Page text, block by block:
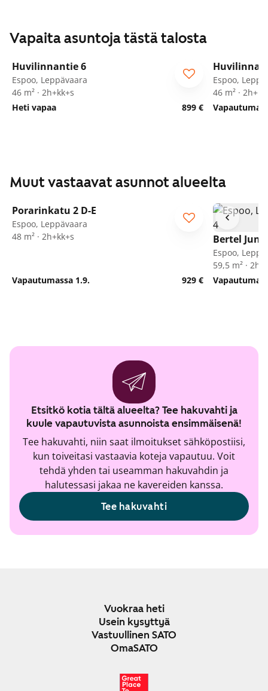
Vapaita asuntoja tästä talosta
/15
Huvilinnantie 6
Espoo, Leppävaara
46 m² · 2h+kk+s
Heti vapaa
899 €
Espoo,
46 m² ·
Muut vastaavat asunnot alueelta
Porarinkatu 2 D-E
Espoo, Leppävaara
48 m² · 2h+kk+s
Vapautumassa 1.9. 929 €
Bertel
Espoo,
59,5 m² ·
Etsitkö kotia tältä alueelta? Tee hakuvahti ja
kuule vapautuvista asunnoista ensimmäisenä!
Tee hakuvahti, niin saat ilmoitukset sähköpostiisi,
kun toiveitasi vastaavia koteja vapautuu. Voit
tehdä yhden tai useamman hakuvahdin ja
halutessasi jakaa ne kavereiden kanssa.
Tee hakuvahti
Vuokraa heti
Usein kysyttyä
Vastuullinen SATO
OmaSATO